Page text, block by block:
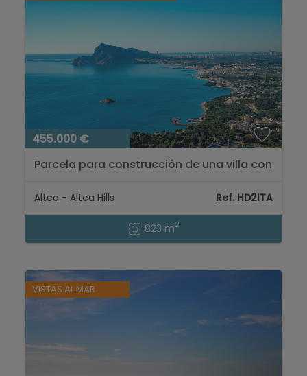
455.000 €
Parcela para construcción de una villa con
Blanca...
Altea - Altea Hills Ref. HD2ITA
823 m2
VISTAS AL MAR